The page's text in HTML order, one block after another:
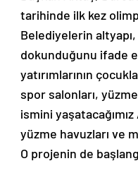
tarihinde ilk kez
Belediyelerin
dokunduğunu ifade
yatırımlarının
spor salonları, yüzme
ismini
yüzme havuzları ve
O projenin de